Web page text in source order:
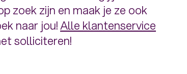
zoek zijn en maak je ze ook
naar jou!Alle klantenservice
solliciteren!